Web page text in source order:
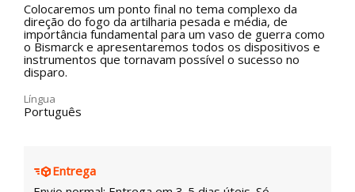
Colocaremos um ponto final no tema complexo da
direção do fogo da artilharia pesada e média, de
importância fundamental para um vaso de guerra como
o Bismarck e apresentaremos todos os dispositivos e
instrumentos que tornavam possível o sucesso no
disparo.
Língua
Português
Entrega